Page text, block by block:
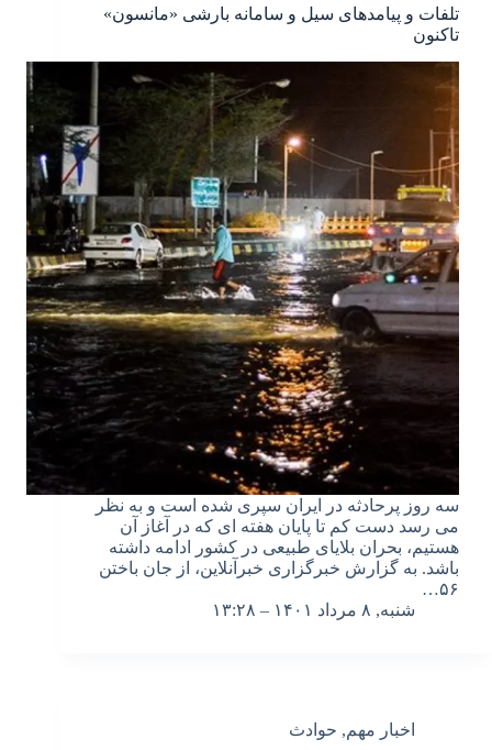
تلفات و پیامدهای سیل و سامانه بارشی «مانسون»
تاکنون
سه روز پرحادثه در ایران سپری شده است و به نظر
می رسد دست کم تا پایان هفته ای که در آغاز آن
هستیم، بحران بلایای طبیعی در کشور ادامه داشته
باشد. به گزارش خبرگزاری خبرآنلاین، از جان باختن
۵۶…
شنبه, ۸ مرداد ۱۴۰۱ – ۱۳:۲۸
اخبار مهم, حوادث